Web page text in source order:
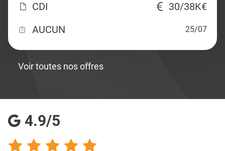
CDI
30/38K€
AUCUN
25/07
Voir toutes nos offres
4.9/5